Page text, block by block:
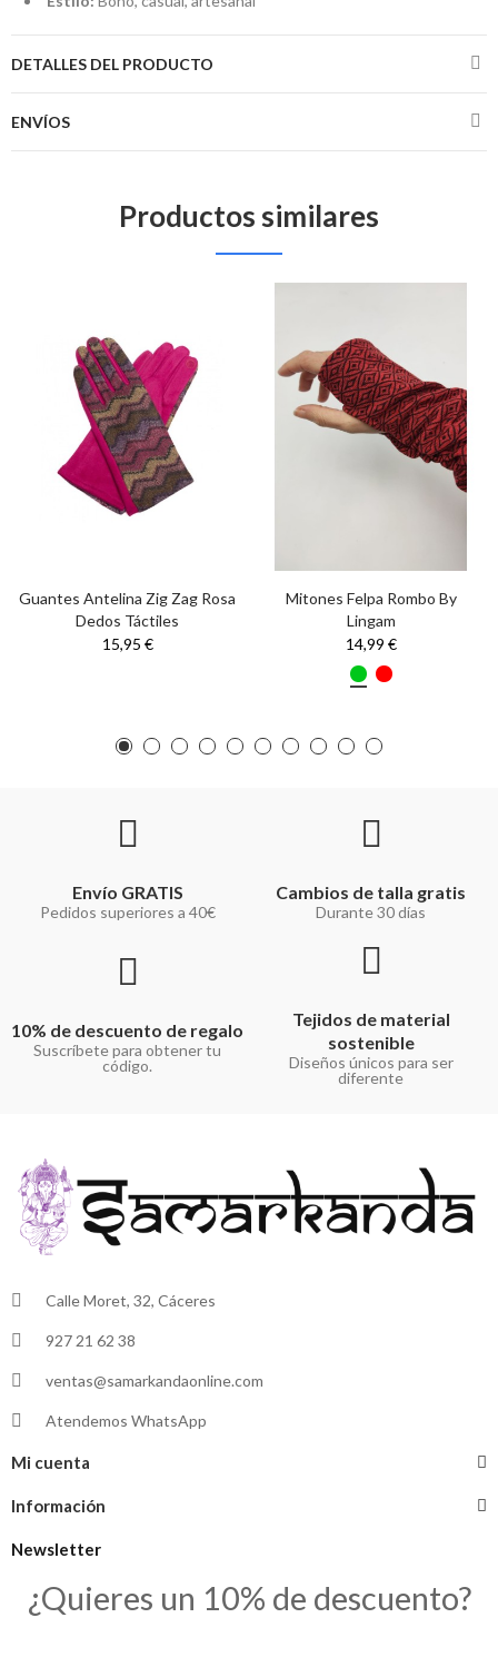
DETALLES DEL PRODUCTO
ENVÍOS
Productos similares
Guantes Antelina Zig Zag Rosa
Dedos Táctiles
15,95 €
Mitones Felpa Rombo By
Lingam
14,99 €
Envío GRATIS
Pedidos superiores a 40€
Cambios de talla gratis
Durante 30 días
10% de descuento de regalo
Suscríbete para obtener tu
código.
Tejidos de material
sostenible
Diseños únicos para ser
diferente
Calle Moret, 32, Cáceres
927 21 62 38
ventas@samarkandaonline.com
Atendemos WhatsApp
Mi cuenta
Información
Newsletter
¿Quieres un 10% de descuento?